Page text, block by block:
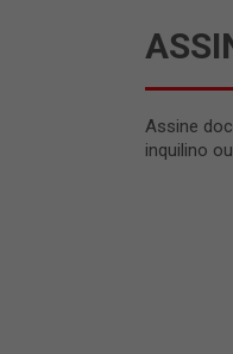
Assine
inquilino